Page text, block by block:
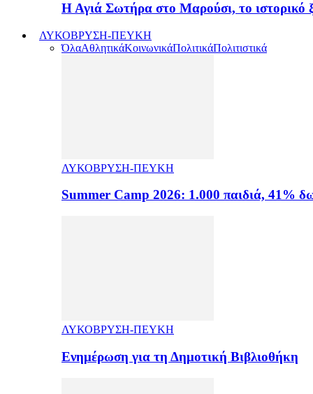
Η Αγιά Σωτήρα στο Μαρούσι, το ιστορικό
ΛΥΚΟΒΡΥΣΗ-ΠΕΥΚΗ
ΌλαΑθλητικάΚοινωνικάΠολιτικάΠολιτιστικά
ΛΥΚΟΒΡΥΣΗ-ΠΕΥΚΗ
Summer Camp 2026: 1.000 παιδιά, 41%
ΛΥΚΟΒΡΥΣΗ-ΠΕΥΚΗ
Ενημέρωση για τη Δημοτική Βιβλιοθήκη